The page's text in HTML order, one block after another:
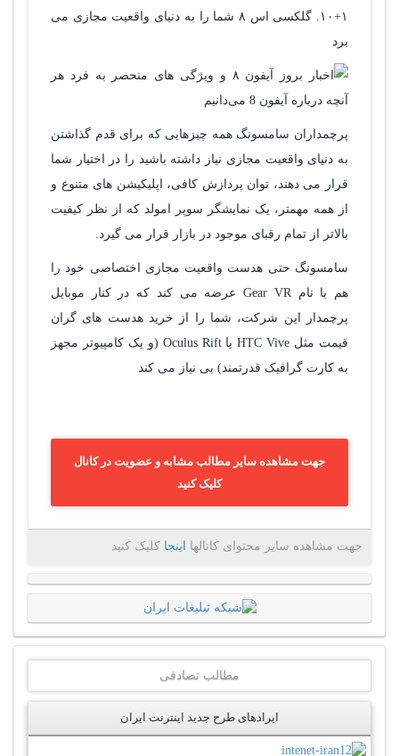
۱۰+۱. گلکسی اس ۸ شما را به دنیای واقعیت مجازی می
برد
پرچمداران سامسونگ همه چیزهایی که برای قدم گذاشتن
به دنیای واقعیت مجازی نیاز داشته باشید را در اختیار شما
قرار می دهند، توان پردازش کافی، اپلیکیشن های متنوع و
از همه مهمتر، یک نمایشگر سوپر امولد که از نظر کیفیت
بالاتر از تمام رقبای موجود در بازار قرار می گیرد.
سامسونگ حتی هدست واقعیت مجازی اختصاصی خود را
هم با نام Gear VR عرضه می کند که در کنار موبایل
پرچمدار این شرکت، شما را از خرید هدست های گران
قیمت مثل HTC Vive یا Oculus Rift (و یک کامپیوتر مجهز
به کارت گرافیک قدرتمند) بی نیاز می کند
جهت مشاهده سایر مطالب مشابه و عضویت در کانال
کلیک کنید
جهت مشاهده سایر محتوای کانالها اینجا کلیک کنید
مطالب تصادفی
ایرادهای طرح جدید اینترنت ایران